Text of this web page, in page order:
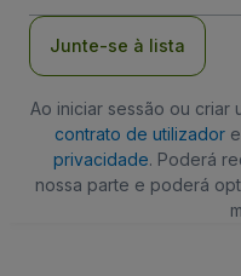
Junte-se à lista
Ao iniciar sessão ou criar
contrato de utilizadore
privacidade. Poderá
nossa parte e poderá